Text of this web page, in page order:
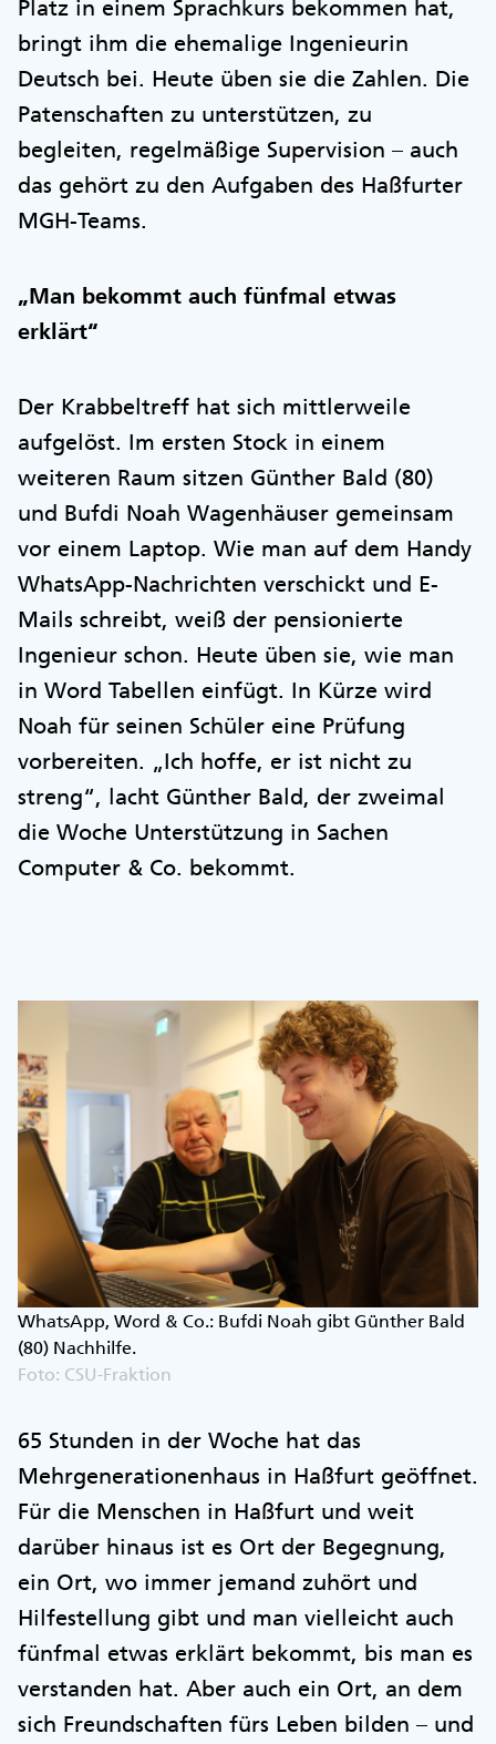
Platz in einem Sprachkurs bekommen hat,
bringt ihm die ehemalige Ingenieurin
Deutsch bei. Heute üben sie die Zahlen. Die
Patenschaften zu unterstützen, zu
begleiten, regelmäßige Supervision – auch
das gehört zu den Aufgaben des Haßfurter
MGH-Teams.
„Man bekommt auch fünfmal etwas
erklärt“
Der Krabbeltreff hat sich mittlerweile
aufgelöst. Im ersten Stock in einem
weiteren Raum sitzen Günther Bald (80)
und Bufdi Noah Wagenhäuser gemeinsam
vor einem Laptop. Wie man auf dem Handy
WhatsApp-Nachrichten verschickt und E-
Mails schreibt, weiß der pensionierte
Ingenieur schon. Heute üben sie, wie man
in Word Tabellen einfügt. In Kürze wird
Noah für seinen Schüler eine Prüfung
vorbereiten. „Ich hoffe, er ist nicht zu
streng“, lacht Günther Bald, der zweimal
die Woche Unterstützung in Sachen
Computer & Co. bekommt.
WhatsApp, Word & Co.: Bufdi Noah gibt Günther Bald
(80) Nachhilfe.
Foto: CSU-Fraktion
65 Stunden in der Woche hat das
Mehrgenerationenhaus in Haßfurt geöffnet.
Für die Menschen in Haßfurt und weit
darüber hinaus ist es Ort der Begegnung,
ein Ort, wo immer jemand zuhört und
Hilfestellung gibt und man vielleicht auch
fünfmal etwas erklärt bekommt, bis man es
verstanden hat. Aber auch ein Ort, an dem
sich Freundschaften fürs Leben bilden – und